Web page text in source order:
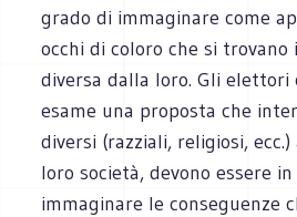
grado di immaginare come
occhi di coloro che si trovano
diversa dalla loro. Gli elettori
esame una proposta che
diversi (razziali, religiosi,
loro società, devono essere
immaginare le conseguenze